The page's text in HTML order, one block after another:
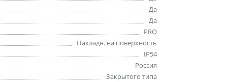
Да
Да
PRO
Накладн. на поверхность
IP54
Россия
Закрытого типа